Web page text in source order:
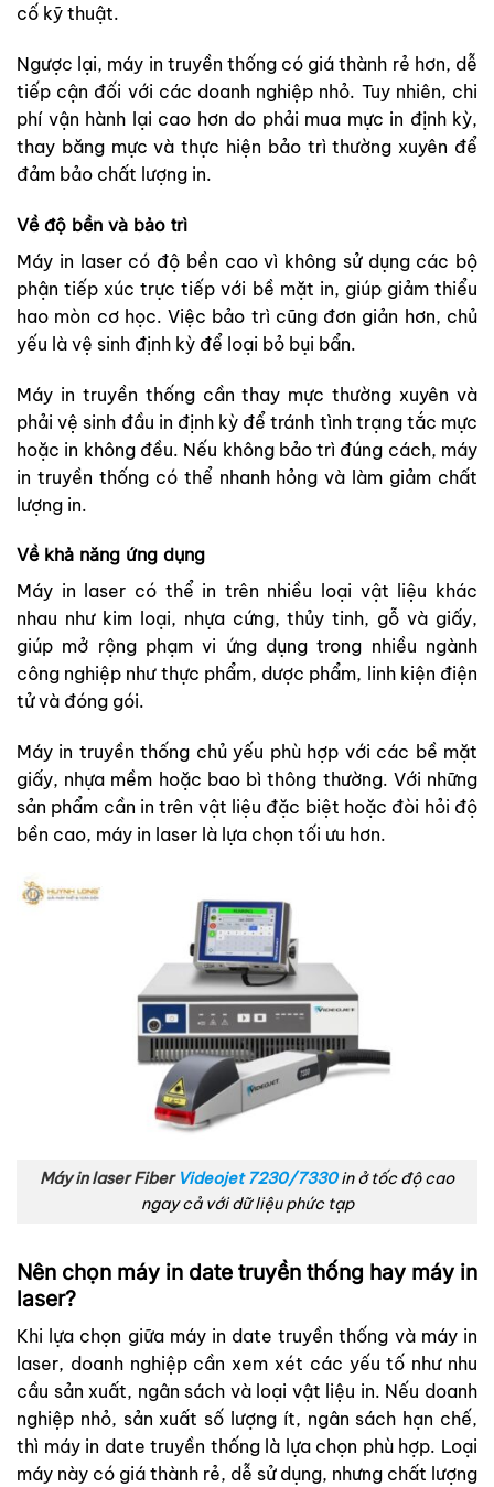
cố kỹ thuật.
Ngược lại, máy in truyền thống có giá thành rẻ hơn, dễ
tiếp cận đối với các doanh nghiệp nhỏ. Tuy nhiên, chi
phí vận hành lại cao hơn do phải mua mực in định kỳ,
thay băng mực và thực hiện bảo trì thường xuyên để
đảm bảo chất lượng in.
Về độ bền và bảo trì
Máy in laser có độ bền cao vì không sử dụng các bộ
phận tiếp xúc trực tiếp với bề mặt in, giúp giảm thiểu
hao mòn cơ học. Việc bảo trì cũng đơn giản hơn, chủ
yếu là vệ sinh định kỳ để loại bỏ bụi bẩn.
Máy in truyền thống cần thay mực thường xuyên và
phải vệ sinh đầu in định kỳ để tránh tình trạng tắc mực
hoặc in không đều. Nếu không bảo trì đúng cách, máy
in truyền thống có thể nhanh hỏng và làm giảm chất
lượng in.
Về khả năng ứng dụng
Máy in laser có thể in trên nhiều loại vật liệu khác
nhau như kim loại, nhựa cứng, thủy tinh, gỗ và giấy,
giúp mở rộng phạm vi ứng dụng trong nhiều ngành
công nghiệp như thực phẩm, dược phẩm, linh kiện điện
tử và đóng gói.
Máy in truyền thống chủ yếu phù hợp với các bề mặt
giấy, nhựa mềm hoặc bao bì thông thường. Với những
sản phẩm cần in trên vật liệu đặc biệt hoặc đòi hỏi độ
bền cao, máy in laser là lựa chọn tối ưu hơn.
Máy in laser Fiber Videojet 7230/7330in ở tốc độ cao
ngay cả với dữ liệu phức tạp
Nên chọn máy in date truyền thống hay máy in
laser?
Khi lựa chọn giữa máy in date truyền thống và máy in
laser, doanh nghiệp cần xem xét các yếu tố như nhu
cầu sản xuất, ngân sách và loại vật liệu in. Nếu doanh
nghiệp nhỏ, sản xuất số lượng ít, ngân sách hạn chế,
thì máy in date truyền thống là lựa chọn phù hợp. Loại
máy này có giá thành rẻ, dễ sử dụng, nhưng chất lượng